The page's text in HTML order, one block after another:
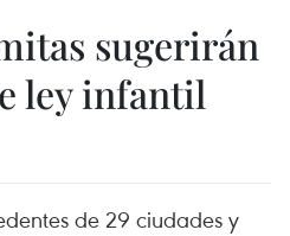
sugerirán
ley infantil
de 29 ciudades y